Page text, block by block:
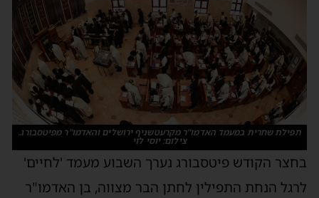
תפילת שחרית במעמד האדמו"ר מקרעטשניף ירושלים והאדמו"ר מפיטסבורג.
צילום: יוסי לוי
בחצר הקודש פיטסבורג נערך השבוע מעמד 'לחיים'
לרגל הנחת התפילין לחתן הבר מצווה, בן האדמו"ר